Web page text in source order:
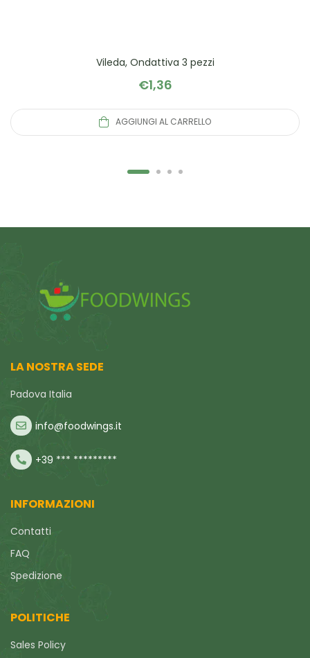
Vileda, Ondattiva 3 pezzi
€1,36
AGGIUNGI AL CARRELLO
LA NOSTRA SEDE
Padova Italia
info@foodwings.it
+39 *** *********
INFORMAZIONI
Contatti
FAQ
Spedizione
POLITICHE
Sales Policy